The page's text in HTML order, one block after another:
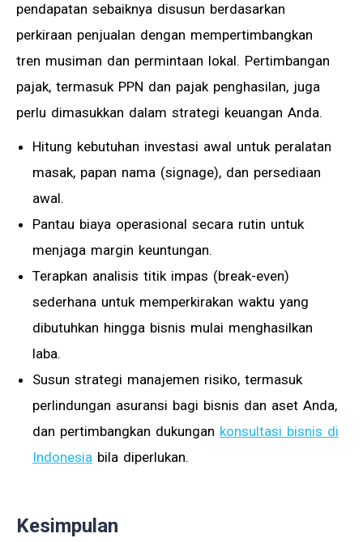
pendapatan sebaiknya disusun berdasarkan
perkiraan penjualan dengan mempertimbangkan
tren musiman dan permintaan lokal. Pertimbangan
pajak, termasuk PPN dan pajak penghasilan, juga
perlu dimasukkan dalam strategi keuangan Anda.
Hitung kebutuhan investasi awal untuk peralatan
masak, papan nama (signage), dan persediaan
awal.
Pantau biaya operasional secara rutin untuk
menjaga margin keuntungan.
Terapkan analisis titik impas (break-even)
sederhana untuk memperkirakan waktu yang
dibutuhkan hingga bisnis mulai menghasilkan
laba.
Susun strategi manajemen risiko, termasuk
perlindungan asuransi bagi bisnis dan aset Anda,
dan pertimbangkan dukungan konsultasi bisnis di
Indonesia bila diperlukan.
Kesimpulan